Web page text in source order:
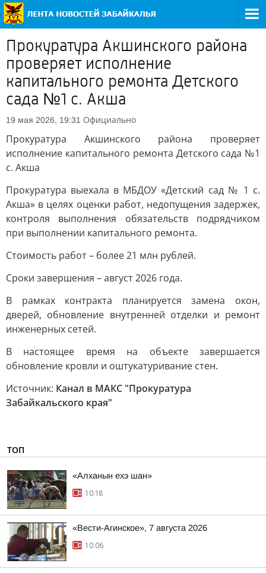
Прокуратура Акшинского района
проверяет исполнение
капитального ремонта Детского
сада №1 с. Акша
19 мая 2026, 19:31 Официально
Прокуратура Акшинского района проверяет
исполнение капитального ремонта Детского сада №1
с. Акша
Прокуратура выехала в МБДОУ «Детский сад № 1 с.
Акша» в целях оценки работ, недопущения задержек,
контроля выполнения обязательств подрядчиком
при выполнении капитального ремонта.
Стоимость работ – более 21 млн рублей.
Сроки завершения – август 2026 года.
В рамках контракта планируется замена окон,
дверей, обновление внутренней отделки и ремонт
инженерных сетей.
В настоящее время на объекте завершается
обновление кровли и оштукатуривание стен.
Источник: Канал в МАКС "Прокуратура
Забайкальского края"
ТОП
«Алханын ехэ шан»
10:18
«Вести-Агинское», 7 августа 2026
10:06